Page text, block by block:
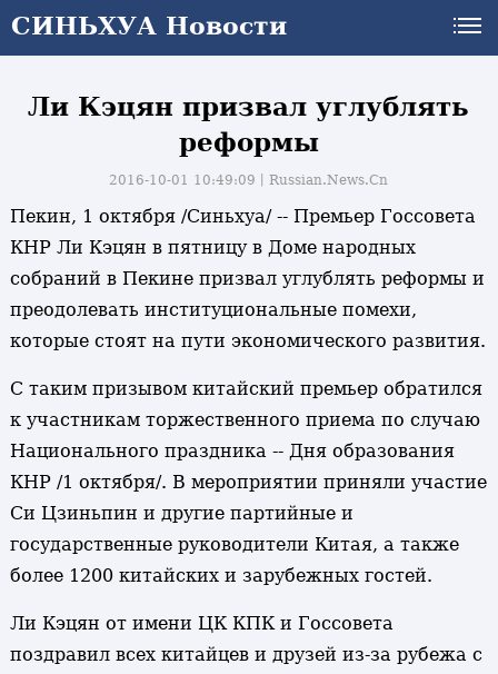
СИНЬХУА Новости
Ли Кэцян призвал углублять
реформы
2016-10-01 10:49:09丨Russian.News.Cn
Пекин, 1 октября /Синьхуа/ -- Премьер Госсовета
КНР Ли Кэцян в пятницу в Доме народных
собраний в Пекине призвал углублять реформы и
преодолевать институциональные помехи,
которые стоят на пути экономического развития.
С таким призывом китайский премьер обратился
к участникам торжественного приема по случаю
Национального праздника -- Дня образования
КНР /1 октября/. В мероприятии приняли участие
Си Цзиньпин и другие партийные и
государственные руководители Китая, а также
более 1200 китайских и зарубежных гостей.
Ли Кэцян от имени ЦК КПК и Госсовета
поздравил всех китайцев и друзей из-за рубежа с